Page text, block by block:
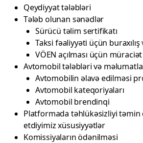
Qeydiyyat tələbləri
Tələb olunan sənədlər
Sürücü təlim sertifikatı
Taksi fəaliyyəti üçün buraxılış
VÖEN açılması üçün
Avtomobil tələbləri və
Avtomobilin əlavə edilməsi
Avtomobil kateqoriyaları
Avtomobil brendinqi
Platformada təhlükəsizliyi
etdiyimiz xüsusiyyətlər
Komissiyaların ödənilməsi